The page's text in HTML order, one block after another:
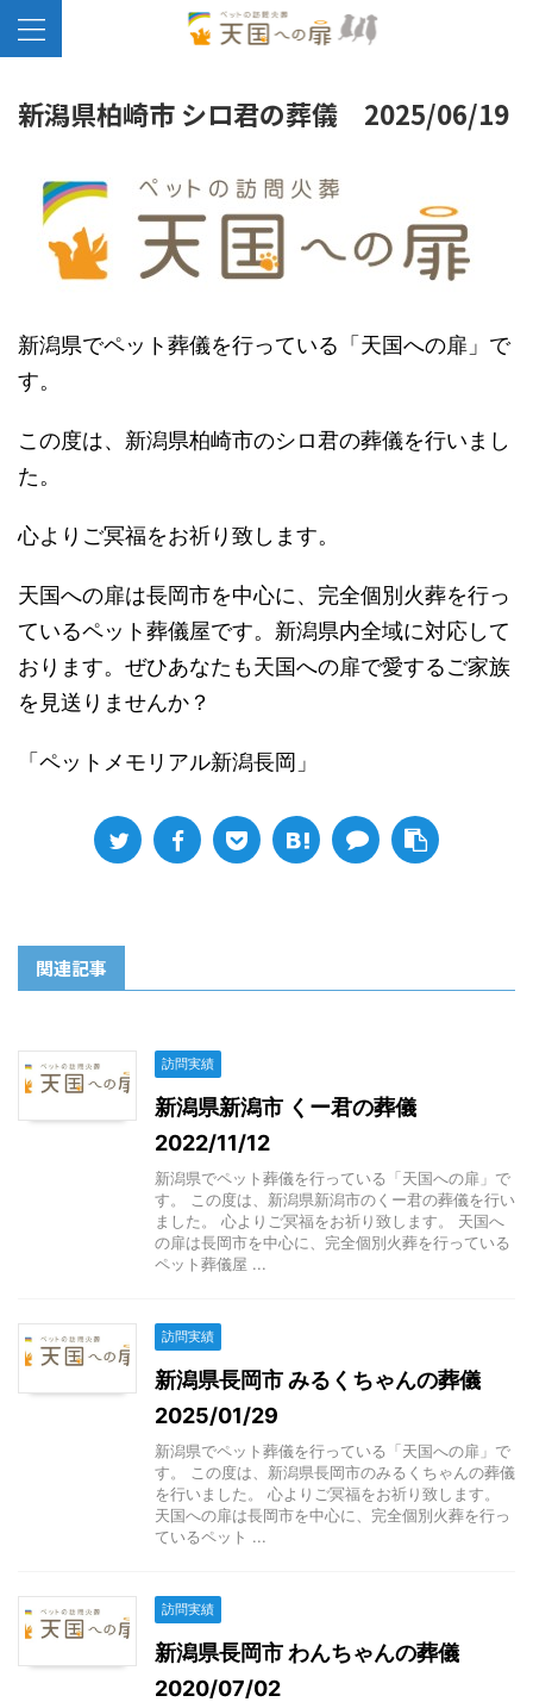
新潟県柏崎市 シロ君の葬儀 2025/06/19
新潟県でペット葬儀を行っている「天国への扉」で
す。
この度は、新潟県柏崎市のシロ君の葬儀を行いまし
た。
心よりご冥福をお祈り致します。
天国への扉は長岡市を中心に、完全個別火葬を行っ
ているペット葬儀屋です。新潟県内全域に対応して
おります。ぜひあなたも天国への扉で愛するご家族
を見送りませんか？
「ペットメモリアル新潟長岡」
関連記事
訪問実績
新潟県新潟市 くー君の葬儀
2022/11/12
新潟県でペット葬儀を行っている「天国への扉」で
す。 この度は、新潟県新潟市のくー君の葬儀を行い
ました。 心よりご冥福をお祈り致します。 天国へ
の扉は長岡市を中心に、完全個別火葬を行っている
ペット葬儀屋 ...
訪問実績
新潟県長岡市 みるくちゃんの葬儀
2025/01/29
新潟県でペット葬儀を行っている「天国への扉」で
す。 この度は、新潟県長岡市のみるくちゃんの葬儀
を行いました。 心よりご冥福をお祈り致します。
天国への扉は長岡市を中心に、完全個別火葬を行っ
ているペット ...
訪問実績
新潟県長岡市 わんちゃんの葬儀
2020/07/02